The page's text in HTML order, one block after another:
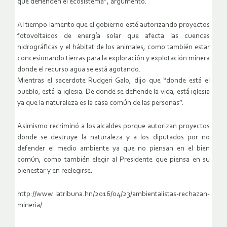
que defienden el ecosistema”, argumento.
Al tiempo lamento que el gobierno esté autorizando proyectos
fotovoltaicos de energía solar que afecta las cuencas
hidrográficas y el hábitat de los animales, como también estar
concesionando tierras para la exploración y explotación minera
donde el recurso agua se está agotando.
Mientras el sacerdote Rudgeri Galo, dijo que “donde está el
pueblo, está la iglesia. De donde se defiende la vida, está iglesia
ya que la naturaleza es la casa común de las personas”.
Asimismo recriminó a los alcaldes porque autorizan proyectos
donde se destruye la naturaleza y a los diputados por no
defender el medio ambiente ya que no piensan en el bien
común, como también elegir al Presidente que piensa en su
bienestar y en reelegirse.
http://www.latribuna.hn/2016/04/23/ambientalistas-rechazan-
mineria/